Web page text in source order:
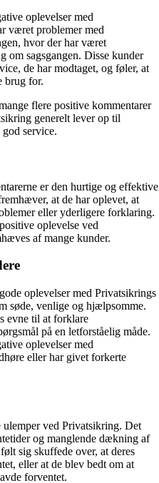
oplevelser med
været problemer med
hvor der har været
om sagsgangen. Disse kunder
de har modtaget, og føler, at
brug for.
flere positive kommentarer
generelt lever op til
service.
er den hurtige og effektive
at de har oplevet, at
eller yderligere forklaring.
oplevelse ved
af mange kunder.
oplevelser med Privatsikrings
søde, venlige og hjælpsomme.
evne til at forklare
på en letforståelig måde.
oplevelser med
eller har givet forkerte
ved Privatsikring. Det
og manglende dækning af
sig skuffede over, at deres
eller at de blev bedt om at
forventet.